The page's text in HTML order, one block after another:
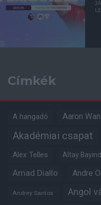
Címkék
A hangadó Aaron
Akadémiai csapat
Alex Telles Altay
Amad Diallo Andre
Andrey Santos Angol